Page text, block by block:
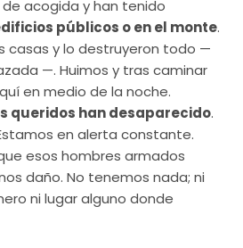
acogida y han tenido
públicos o en el monte.
casas y lo destruyeron todo —
—. Huimos y tras caminar
en medio de la noche.
queridos han desaparecido.
en alerta constante.
esos hombres armados
daño. No tenemos nada; ni
ni lugar alguno donde